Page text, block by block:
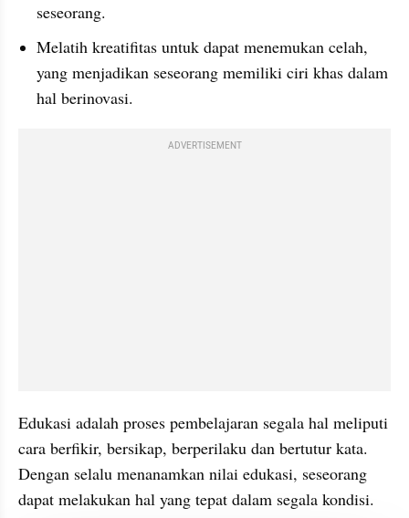
seseorang.
Melatih kreatifitas untuk dapat menemukan celah,
yang menjadikan seseorang memiliki ciri khas dalam
hal berinovasi.
ADVERTISEMENT
Edukasi adalah proses pembelajaran segala hal meliputi
cara berfikir, bersikap, berperilaku dan bertutur kata.
Dengan selalu menanamkan nilai edukasi, seseorang
dapat melakukan hal yang tepat dalam segala kondisi.